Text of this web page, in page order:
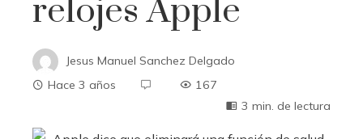
relojes Apple
Jesus Manuel Sanchez Delgado
Hace 3 años
167
3 min. de lectura